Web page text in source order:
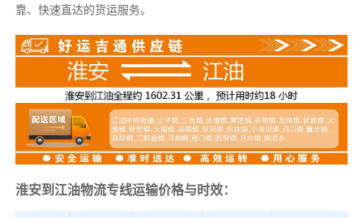
靠、快速直达的货运服务。
淮安到江油物流专线运输价格与时效：